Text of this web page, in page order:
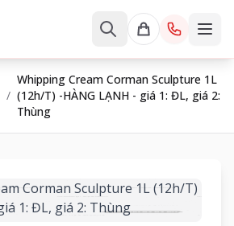
/
Whipping Cream Corman Sculpture 1L
(12h/T) -HÀNG LẠNH - giá 1: ĐL, giá 2:
Thùng